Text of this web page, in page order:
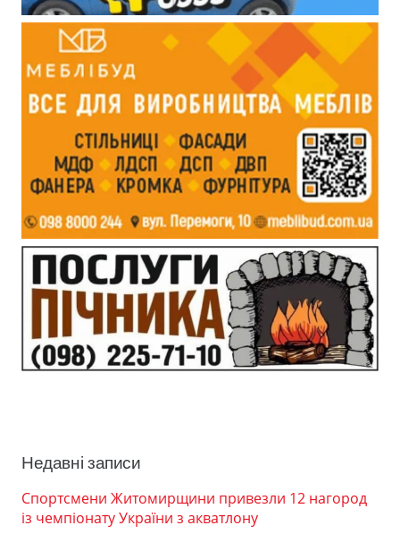
Недавні записи
Спортсмени Житомирщини привезли 12 нагород
із чемпіонату України з акватлону